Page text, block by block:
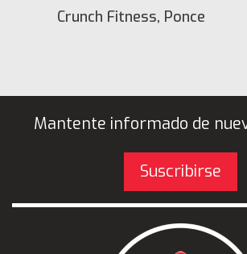
Crunch Fitness, Ponce
Mantente informado de
Suscribirse